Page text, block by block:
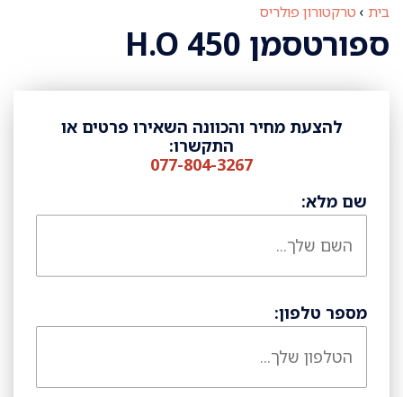
בית › טרקטורון פולריס
ספורטסמן 450 H.O
להצעת מחיר והכוונה השאירו פרטים או
התקשרו:
077-804-3267
שם מלא:
מספר טלפון: